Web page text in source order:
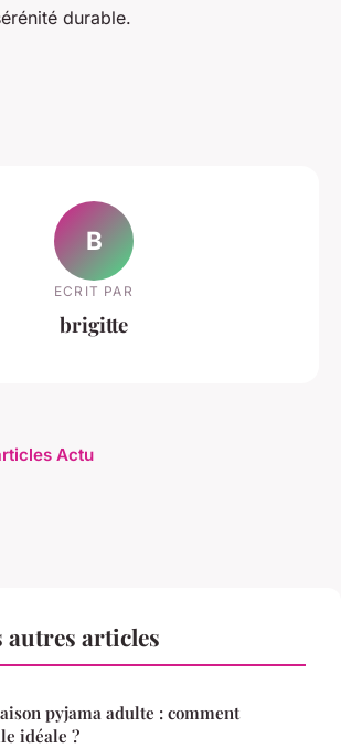
durable.
B
ECRIT PAR
brigitte
Actu
articles
pyjama adulte : comment
idéale ?